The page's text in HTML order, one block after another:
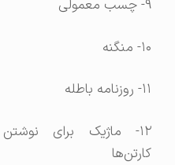
۱۲- ماژیک برای نوشتن روی
کارتن‌ها